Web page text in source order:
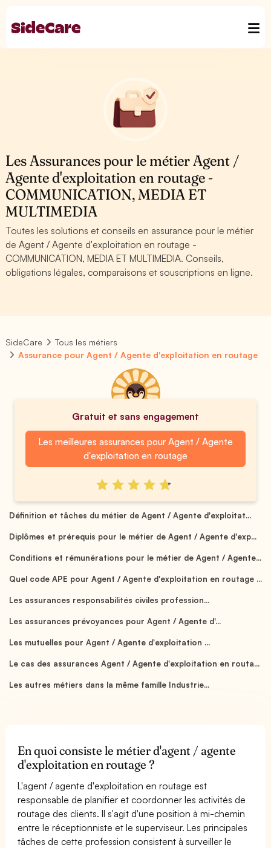
Les Assurances pour le métier Agent /
Agente d'exploitation en routage -
COMMUNICATION, MEDIA ET
MULTIMEDIA
Toutes les solutions et conseils en assurance pour le métier
de Agent / Agente d'exploitation en routage -
COMMUNICATION, MEDIA ET MULTIMEDIA. Conseils,
obligations légales, comparaisons et souscriptions en ligne.
SideCare
Tous les métiers
Assurance pour Agent / Agente d'exploitation en routage
Gratuit et sans engagement
Les meilleures assurances pour Agent / Agente
d'exploitation en routage
Définition et tâches du métier de Agent / Agente d'exploitat...
Diplômes et prérequis pour le métier de Agent / Agente d'exp...
Conditions et rémunérations pour le métier de Agent / Agente...
Quel code APE pour Agent / Agente d'exploitation en routage ...
Les assurances responsabilités civiles profession...
Les assurances prévoyances pour Agent / Agente d'...
Les mutuelles pour Agent / Agente d'exploitation ...
Le cas des assurances Agent / Agente d'exploitation en routa...
Les autres métiers dans la même famille Industrie...
En quoi consiste le métier d'agent / agente
d'exploitation en routage ?
L'agent / agente d'exploitation en routage est
responsable de planifier et coordonner les activités de
routage des clients. Il s'agit d'une position à mi-chemin
entre le réceptionniste et le superviseur. Les principales
tâches de cette profession consistent à surveiller le